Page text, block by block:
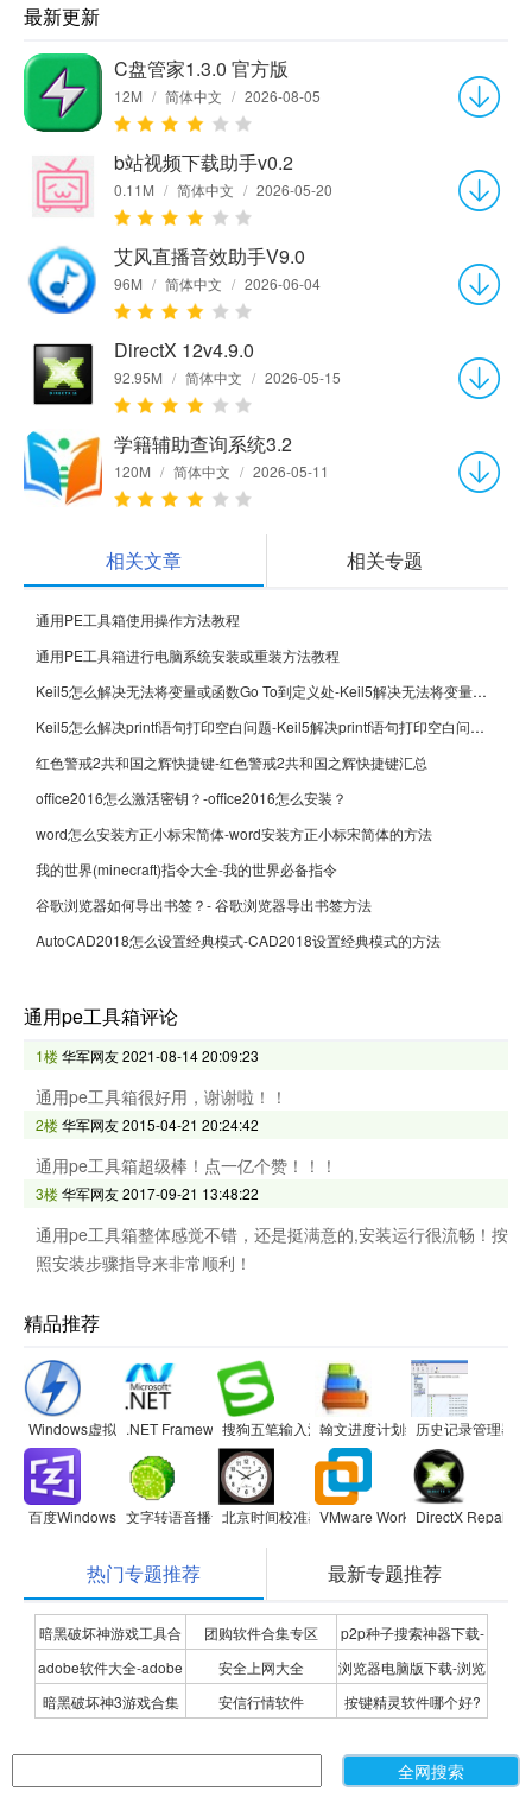
最新更新
C盘管家1.3.0 官方版
12M / 简体中文 / 2026-08-05
b站视频下载助手v0.2
0.11M / 简体中文 / 2026-05-20
艾风直播音效助手V9.0
96M / 简体中文 / 2026-06-04
DirectX 12v4.9.0
92.95M / 简体中文 / 2026-05-15
学籍辅助查询系统3.2
120M / 简体中文 / 2026-05-11
相关文章 相关专题
通用PE工具箱使用操作方法教程
通用PE工具箱进行电脑系统安装或重装方法教程
Keil5怎么解决无法将变量或函数Go To到定义处-Keil5解决无法将变量或函数Go To到定义处的方法
Keil5怎么解决printf语句打印空白问题-Keil5解决printf语句打印空白问题的方法
红色警戒2共和国之辉快捷键-红色警戒2共和国之辉快捷键汇总
office2016怎么激活密钥？-office2016怎么安装？
word怎么安装方正小标宋简体-word安装方正小标宋简体的方法
我的世界(minecraft)指令大全-我的世界必备指令
谷歌浏览器如何导出书签？- 谷歌浏览器导出书签方法
AutoCAD2018怎么设置经典模式-CAD2018设置经典模式的方法
通用pe工具箱评论
1楼华军网友2021-08-14 20:09:23
通用pe工具箱很好用，谢谢啦！！
2楼华军网友2015-04-21 20:24:42
通用pe工具箱超级棒！点一亿个赞！！！
3楼华军网友2017-09-21 13:48:22
通用pe工具箱整体感觉不错，还是挺满意的,安装运行很流畅！按
照安装步骤指导来非常顺利！
精品推荐
Windows虚拟光驱(Daemon Tools Lite)
.NET Framework搜狗五笔输入法翰文进度计划编制系统历史记录管理器
百度Windows10直通车文字转语音播音系统北京时间校准器VMware WorkstationDirectX Repair
热门专题推荐 最新专题推荐
暗黑破坏神游戏工具合
集
团购软件合集专区
p2p种子搜索神器下载-
P2P种子搜索神器专题
adobe软件大全-adobe
全系列软件下载-adobe
安全上网大全
浏览器电脑版下载-浏览
器下载合集
暗黑破坏神3游戏合集 安信行情软件
按键精灵软件哪个好?